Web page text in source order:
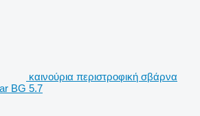
καινούρια περιστροφική σβάρνα
BG 5.7